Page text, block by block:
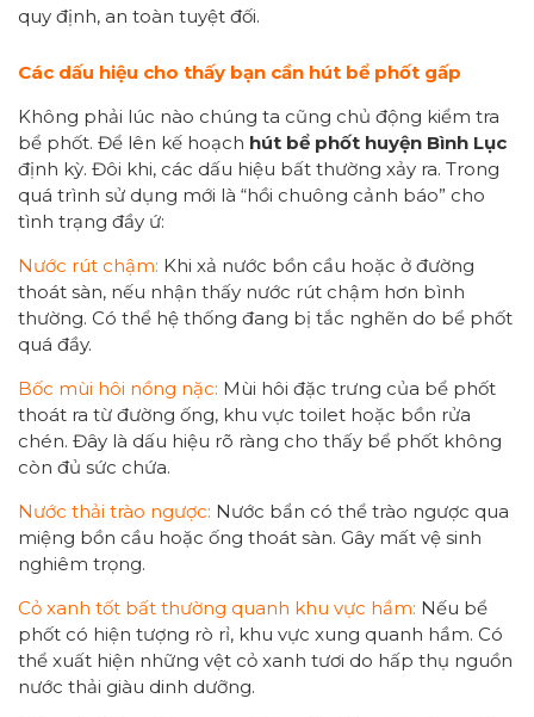
quy định, an toàn tuyệt đối.
Các dấu hiệu cho thấy bạn cần hút bể phốt gấp
Không phải lúc nào chúng ta cũng chủ động kiểm tra
bể phốt. Để lên kế hoạch hút bể phốt huyện Bình Lục
định kỳ. Đôi khi, các dấu hiệu bất thường xảy ra. Trong
quá trình sử dụng mới là “hồi chuông cảnh báo” cho
tình trạng đầy ứ:
Nước rút chậm: Khi xả nước bồn cầu hoặc ở đường
thoát sàn, nếu nhận thấy nước rút chậm hơn bình
thường. Có thể hệ thống đang bị tắc nghẽn do bể phốt
quá đầy.
Bốc mùi hôi nồng nặc: Mùi hôi đặc trưng của bể phốt
thoát ra từ đường ống, khu vực toilet hoặc bồn rửa
chén. Đây là dấu hiệu rõ ràng cho thấy bể phốt không
còn đủ sức chứa.
Nước thải trào ngược: Nước bẩn có thể trào ngược qua
miệng bồn cầu hoặc ống thoát sàn. Gây mất vệ sinh
nghiêm trọng.
Cỏ xanh tốt bất thường quanh khu vực hầm: Nếu bể
phốt có hiện tượng rò rỉ, khu vực xung quanh hầm. Có
thể xuất hiện những vệt cỏ xanh tươi do hấp thụ nguồn
nước thải giàu dinh dưỡng.